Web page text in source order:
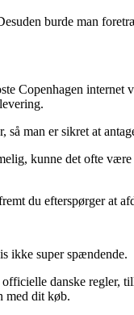
burde man
Copenhagen internet
man er sikret at
kunne det ofte
du efterspørger at
ikke super spændende.
danske regler,
med dit køb.